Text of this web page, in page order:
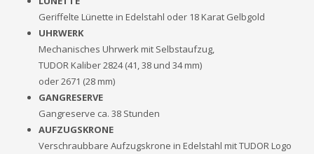
Geriffelte Lünette in Edelstahl oder 18 Karat Gelbgold
UHRWERK
Mechanisches Uhrwerk mit Selbstaufzug,
TUDOR Kaliber 2824 (41, 38 und 34 mm)
oder 2671 (28 mm)
GANGRESERVE
Gangreserve ca. 38 Stunden
AUFZUGSKRONE
Verschraubbare Aufzugskrone in Edelstahl mit TUDOR Logo